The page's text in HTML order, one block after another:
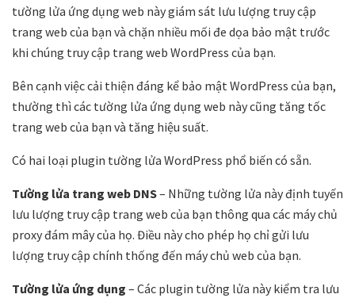
tường lửa ứng dụng web này giám sát lưu lượng truy cập
trang web của bạn và chặn nhiều mối đe dọa bảo mật trước
khi chúng truy cập trang web WordPress của bạn.
Bên cạnh việc cải thiện đáng kể bảo mật WordPress của bạn,
thường thì các tường lửa ứng dụng web này cũng tăng tốc
trang web của bạn và tăng hiệu suất.
Có hai loại plugin tường lửa WordPress phổ biến có sẵn.
Tường lửa trang web DNS– Những tường lửa này định tuyến
lưu lượng truy cập trang web của bạn thông qua các máy chủ
proxy đám mây của họ. Điều này cho phép họ chỉ gửi lưu
lượng truy cập chính thống đến máy chủ web của bạn.
Tường lửa ứng dụng – Các plugin tường lửa này kiểm tra lưu